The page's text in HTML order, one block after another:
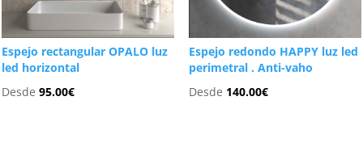
Espejo rectangular OPALO luz
led horizontal
Desde95.00€
Espejo redondo HAPPY luz led
perimetral . Anti-vaho
Desde 140.00€